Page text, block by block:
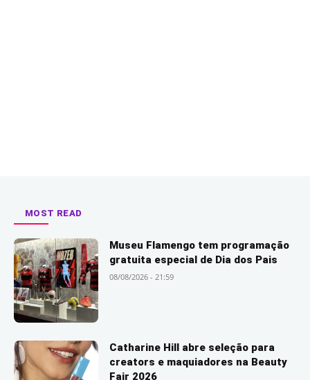
MOST READ
Museu Flamengo tem programação
gratuita especial de Dia dos Pais
08/08/2026 - 21:59
Catharine Hill abre seleção para
creators e maquiadores na Beauty
Fair 2026